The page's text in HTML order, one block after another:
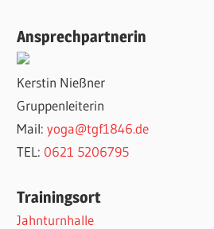
Ansprechpartnerin
Kerstin Nießner
Gruppenleiterin
Mail:yoga@tgf1846.de
TEL: 0621 5206795
Trainingsort
Jahnturnhalle